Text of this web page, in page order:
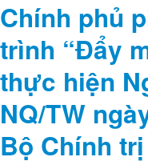
Chính phủ
trình “Đẩy
thực hiện
NQ/TW
Bộ Chính trị